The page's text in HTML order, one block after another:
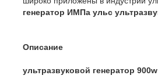
генератор ИМПа ульс
Описание
ультразвуковой генератор